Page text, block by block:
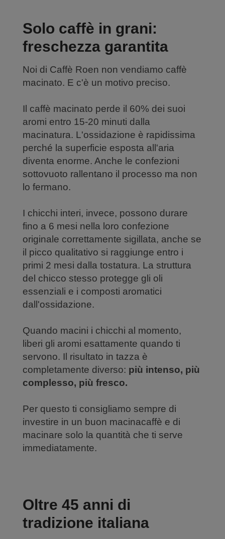
Solo caffè in grani:
freschezza garantita
Noi di Caffè Roen non vendiamo caffè
macinato. E c'è un motivo preciso.
Il caffè macinato perde il 60% dei suoi
aromi entro 15-20 minuti dalla
macinatura. L'ossidazione è rapidissima
perché la superficie esposta all'aria
diventa enorme. Anche le confezioni
sottovuoto rallentano il processo ma non
lo fermano.
I chicchi interi, invece, possono durare
fino a 6 mesi nella loro confezione
originale correttamente sigillata, anche se
il picco qualitativo si raggiunge entro i
primi 2 mesi dalla tostatura. La struttura
del chicco stesso protegge gli oli
essenziali e i composti aromatici
dall'ossidazione.
Quando macini i chicchi al momento,
liberi gli aromi esattamente quando ti
servono. Il risultato in tazza è
completamente diverso: più intenso, più
complesso, più fresco.
Per questo ti consigliamo sempre di
investire in un buon macinacaffè e di
macinare solo la quantità che ti serve
immediatamente.
Oltre 45 anni di
tradizione italiana